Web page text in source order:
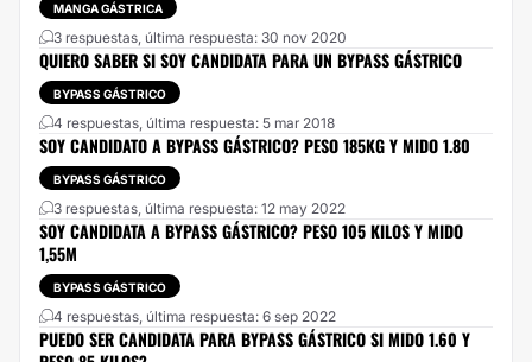
MANGA GÁSTRICA
3 respuestas, última respuesta: 30 nov 2020
QUIERO SABER SI SOY CANDIDATA PARA UN BYPASS GÁSTRICO
BYPASS GÁSTRICO
4 respuestas, última respuesta: 5 mar 2018
SOY CANDIDATO A BYPASS GÁSTRICO? PESO 185KG Y MIDO 1.80
BYPASS GÁSTRICO
3 respuestas, última respuesta: 12 may 2022
SOY CANDIDATA A BYPASS GÁSTRICO? PESO 105 KILOS Y MIDO
1,55M
BYPASS GÁSTRICO
4 respuestas, última respuesta: 6 sep 2022
PUEDO SER CANDIDATA PARA BYPASS GÁSTRICO SI MIDO 1.60 Y